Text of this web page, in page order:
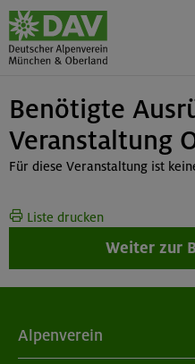
Benötigte
Veranstaltung
Für diese Veranstaltung ist
Liste drucken
Weiter zur
Alpenverein